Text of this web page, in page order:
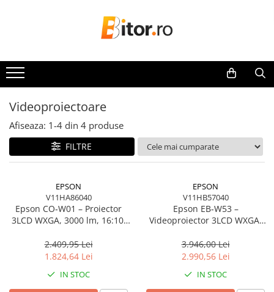
Laptop , PC, Tablete
Laptop-uri
Laptop-uri Gaming
Laptop-uri Workstation
Laptop-uri Business
Desktop PC
Sistem barebone
Imprimante, Scannere,
Imprimante & Multifuncționale
Imprimanta Laser Mono
Videoproiectoare
Afiseaza: 1-4 din 4 produse
FILTRE
EPSON
V11HA86040
Epson CO‑W01 – Proiector
3LCD WXGA, 3000 lm, 16:10,
2.409,95 Lei
1.824,64 Lei
IN STOC
EPSON
V11HB57040
Epson EB‑W53 –
Videoproiector 3LCD WXGA,
3.946,00 Lei
2.990,56 Lei
IN STOC